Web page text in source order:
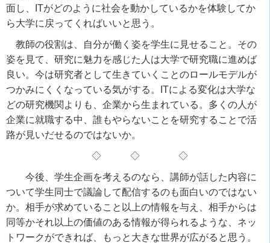
面し、
ITがどのように社会を動かしているかを体験してか
ら大学に戻ってくればいいと思う。
教師の役割は、自分が働く姿を学生に見せること。その
姿を見て、研究に魅力を感じた人は大学で研究職に進めば
良い。今は研究者として生きていくことのロールモデルが
つかみにくくなっている気がする。
ITによる変化は大学な
どの研究機関よりも、企業から生まれている。多くの人が
企業に就職する中、誰もやらないことを研究することで活
路が見いだせるのではないか。
◇ ◇ ◇
今後、学生企画を考えるのなら、講師が話した内容に
ついて学生同士で議論して配信するのも面白いのではない
か。相手が求めていること以上の情報を与え、相手からは
同等かそれ以上の価値のある情報が得られるような、ネッ
トワークができれば、もっと大きな世界が広がると思う。